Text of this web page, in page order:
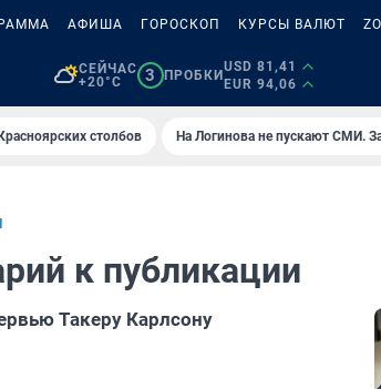
АФИША ГОРОСКОП КУРСЫ ВАЛЮТ
СЕЙЧАС
+20°C
3 ПРОБКИ
USD 81,41
EUR 94,06
столбов На Логинова не пускают СМИ.
к публикации
Такеру Карлсону